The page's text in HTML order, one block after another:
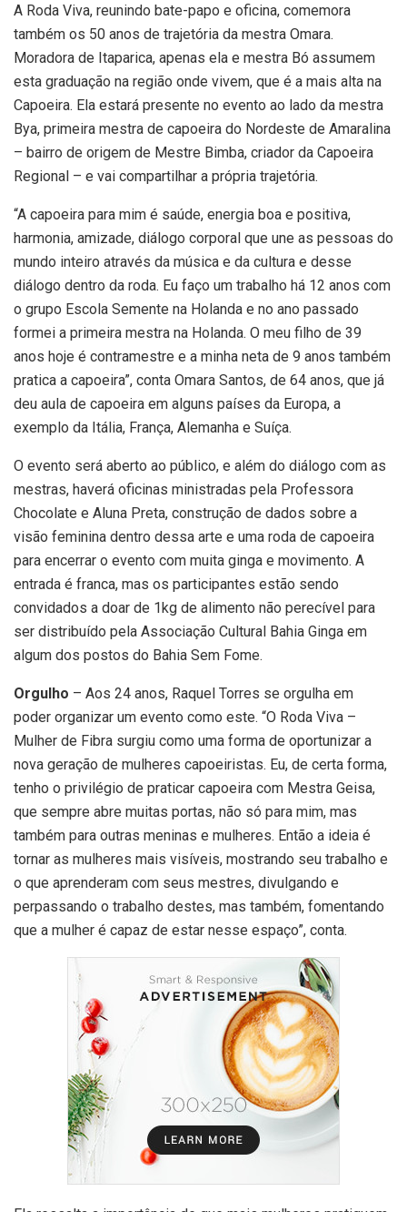
A Roda Viva, reunindo bate-papo e oficina, comemora
também os 50 anos de trajetória da mestra Omara.
Moradora de Itaparica, apenas ela e mestra Bó assumem
esta graduação na região onde vivem, que é a mais alta na
Capoeira. Ela estará presente no evento ao lado da mestra
Bya, primeira mestra de capoeira do Nordeste de Amaralina
– bairro de origem de Mestre Bimba, criador da Capoeira
Regional – e vai compartilhar a própria trajetória.
“A capoeira para mim é saúde, energia boa e positiva,
harmonia, amizade, diálogo corporal que une as pessoas do
mundo inteiro através da música e da cultura e desse
diálogo dentro da roda. Eu faço um trabalho há 12 anos com
o grupo Escola Semente na Holanda e no ano passado
formei a primeira mestra na Holanda. O meu filho de 39
anos hoje é contramestre e a minha neta de 9 anos também
pratica a capoeira”, conta Omara Santos, de 64 anos, que já
deu aula de capoeira em alguns países da Europa, a
exemplo da Itália, França, Alemanha e Suíça.
O evento será aberto ao público, e além do diálogo com as
mestras, haverá oficinas ministradas pela Professora
Chocolate e Aluna Preta, construção de dados sobre a
visão feminina dentro dessa arte e uma roda de capoeira
para encerrar o evento com muita ginga e movimento. A
entrada é franca, mas os participantes estão sendo
convidados a doar de 1kg de alimento não perecível para
ser distribuído pela Associação Cultural Bahia Ginga em
algum dos postos do Bahia Sem Fome.
Orgulho – Aos 24 anos, Raquel Torres se orgulha em
poder organizar um evento como este. “O Roda Viva –
Mulher de Fibra surgiu como uma forma de oportunizar a
nova geração de mulheres capoeiristas. Eu, de certa forma,
tenho o privilégio de praticar capoeira com Mestra Geisa,
que sempre abre muitas portas, não só para mim, mas
também para outras meninas e mulheres. Então a ideia é
tornar as mulheres mais visíveis, mostrando seu trabalho e
o que aprenderam com seus mestres, divulgando e
perpassando o trabalho destes, mas também, fomentando
que a mulher é capaz de estar nesse espaço”, conta.